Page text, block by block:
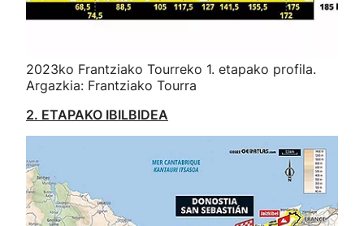
2023ko Frantziako Tourreko 1. etapako profila.
Argazkia: Frantziako Tourra
2. ETAPAKO IBILBIDEA